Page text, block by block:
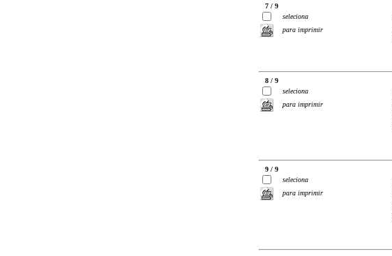
7 / 9
seleciona
para imprimir
8 / 9
seleciona
para imprimir
9 / 9
seleciona
para imprimir